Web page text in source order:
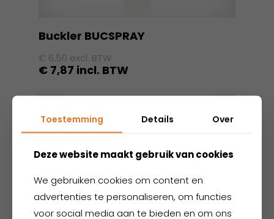
Buckler BUCSPRAY
€ 6,50 excl. BTW
€ 7,87 incl. BTW
Toestemming Details Over
Deze website maakt gebruik van cookies
We gebruiken cookies om content en
advertenties te personaliseren, om functies
voor social media aan te bieden en om ons